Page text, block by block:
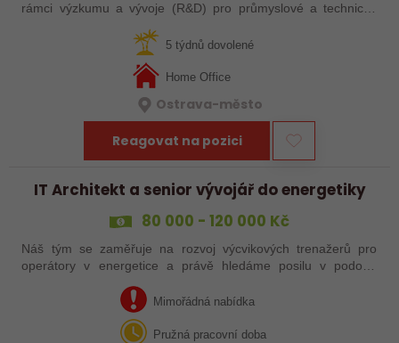
rámci výzkumu a vývoje (R&D) pro průmyslové a technické
vybrané části systému a budeš…5 týdnů dovolené
Home Office
Ostrava-město
Reagovat na pozici
IT Architekt a senior vývojář do energetiky
80 000 - 120 000 Kč
Náš tým se zaměřuje na rozvoj výcvikových trenažerů pro
operátory v energetice a právě hledáme posilu v podobě
Mimořádná nabídka
Pružná pracovní doba